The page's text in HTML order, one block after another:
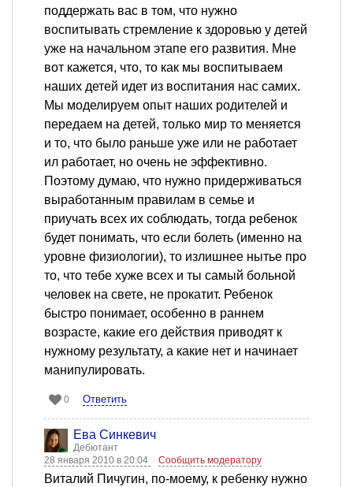
поддержать вас в том, что нужно
воспитывать стремление к здоровью у детей
уже на начальном этапе его развития. Мне
вот кажется, что, то как мы воспитываем
наших детей идет из воспитания нас самих.
Мы моделируем опыт наших родителей и
передаем на детей, только мир то меняется
и то, что было раньше уже или не работает
ил работает, но очень не эффективно.
Поэтому думаю, что нужно придерживаться
выработанным правилам в семье и
приучать всех их соблюдать, тогда ребенок
будет понимать, что если болеть (именно на
уровне физиологии), то излишнее нытье про
то, что тебе хуже всех и ты самый больной
человек на свете, не прокатит. Ребенок
быстро понимает, особенно в раннем
возрасте, какие его действия приводят к
нужному результату, а какие нет и начинает
манипулировать.
0 Ответить
Ева Синкевич
Дебютант
28 января 2010 в 20:04
Сообщить модератору
Виталий Пичугин, по-моему, к ребенку нужно